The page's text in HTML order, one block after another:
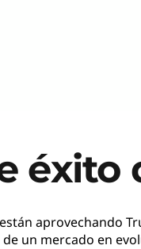
éxito
aprovechando
un mercado en